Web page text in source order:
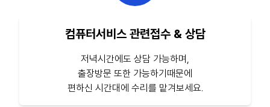
컴퓨터서비스 관련접수 & 상담
저녁시간에도 상담 가능하며,
출장방문 또한 가능하기때문에
편하신 시간대에 수리를 맡겨보세요.